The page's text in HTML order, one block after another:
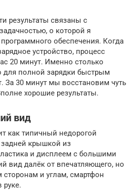
результаты связаны с
о которой я
обеспечения. Когда
устройство, процесс
20 минут. Именно столько
для полной зарядки быстрым
За 30 минут мы восстановим чуть
хорошие результаты.
вид
как типичный недорогой
крышкой из
и дисплеем с большими
вид далёк от впечатляющего, но
сторонам и углам, смартфон
руке.